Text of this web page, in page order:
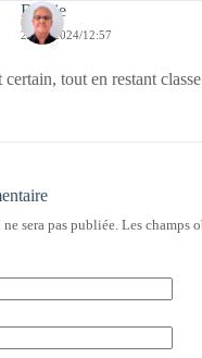
Bernie
27/03/2024/12:57
certain, tout en restant
sera pas publiée. Les champs